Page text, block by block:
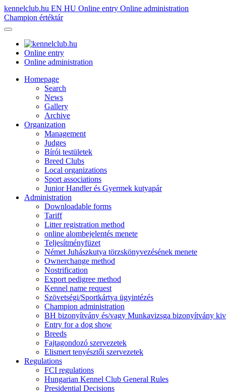
kennelclub.hu EN HU Online entry Online administration
Champion értéktár
Online entry
Online administration
Homepage
Search
News
Gallery
Archive
Organization
Management
Judges
Bírói testületek
Breed Clubs
Local organizations
Sport associations
Junior Handler és Gyermek kutyapár
Administration
Downloadable forms
Tariff
Litter registration method
online alombejelentés menete
Teljesítményfüzet
Német Juhászkutya törzskönyvezésének menete
Ownerchange method
Nostrification
Export pedigree method
Kennel name request
Szövetségi/Sportkártya ügyintézés
Champion administration
BH bizonyítvány és/vagy Munkavizsga bizonyítvány
Entry for a dog show
Breeds
Fajtagondozó szervezetek
Elismert tenyésztői szervezetek
Regulations
FCI regulations
Hungarian Kennel Club General Rules
Presidential Decisions